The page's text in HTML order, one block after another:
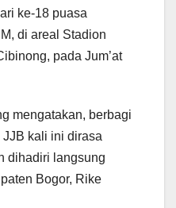
ke-18 puasa
di areal Stadion
pada Jum’at
mengatakan, berbagi
kali ini dirasa
dihadiri langsung
Bogor, Rike